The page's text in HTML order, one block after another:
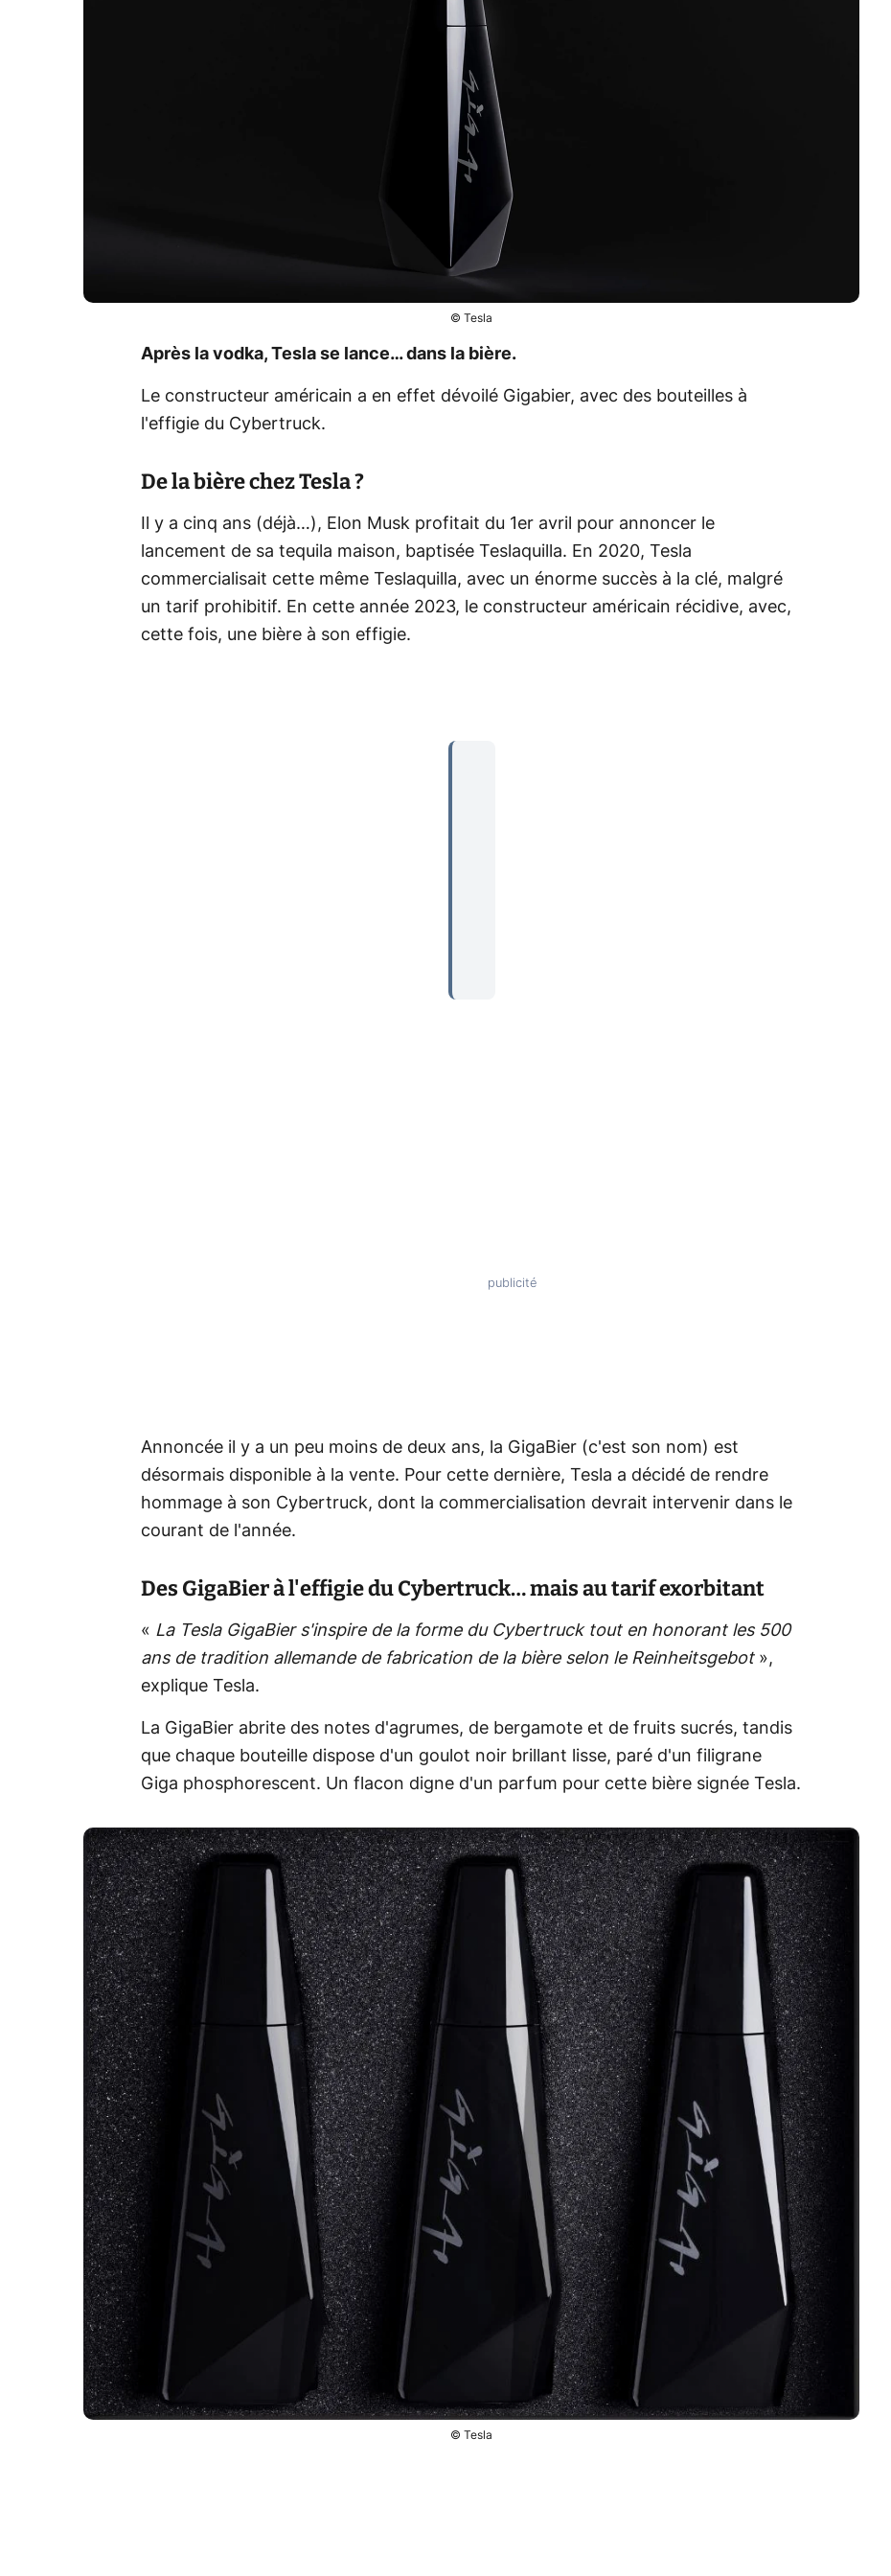
© Tesla
Après la vodka, Tesla se lance… dans la bière.
Le constructeur américain a en effet dévoilé Gigabier, avec des bouteilles à
l'effigie du Cybertruck.
De la bière chez Tesla ?
Il y a cinq ans (déjà…), Elon Musk profitait du 1er avril pour annoncer le
lancement de sa tequila maison, baptisée Teslaquilla. En 2020, Tesla
commercialisait cette même Teslaquilla, avec un énorme succès à la clé, malgré
un tarif prohibitif. En cette année 2023, le constructeur américain récidive, avec,
cette fois, une bière à son effigie.
Annoncée il y a un peu moins de deux ans, la GigaBier (c'est son nom) est
désormais disponible à la vente. Pour cette dernière, Tesla a décidé de rendre
hommage à son Cybertruck, dont la commercialisation devrait intervenir dans le
courant de l'année.
Des GigaBier à l'effigie du Cybertruck… mais au tarif exorbitant
« La Tesla GigaBier s'inspire de la forme du Cybertruck tout en honorant les 500
ans de tradition allemande de fabrication de la bière selon le Reinheitsgebot»,
explique Tesla.
La GigaBier abrite des notes d'agrumes, de bergamote et de fruits sucrés, tandis
que chaque bouteille dispose d'un goulot noir brillant lisse, paré d'un filigrane
Giga phosphorescent. Un flacon digne d'un parfum pour cette bière signée Tesla.
© Tesla